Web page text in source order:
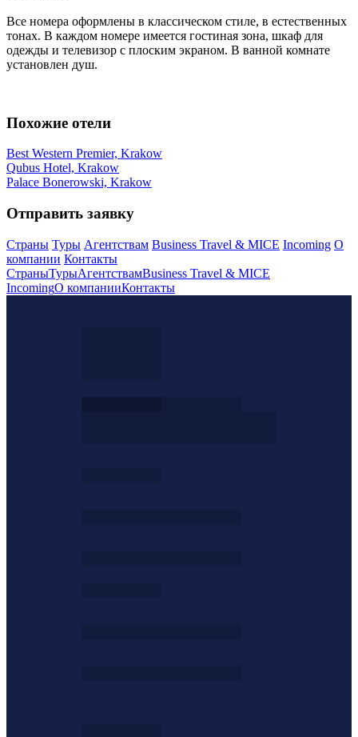
Все номера оформлены в классическом стиле, в естественных
тонах. В каждом номере имеется гостиная зона, шкаф для
одежды и телевизор с плоским экраном. В ванной комнате
установлен душ.
Похожие отели
Best Western Premier, Krakow
Qubus Hotel, Krakow
Palace Bonerowski, Krakow
Отправить заявку
Страны Туры Агентствам Business Travel & MICE Incoming О
компании Контакты
СтраныТурыАгентствамBusiness Travel & MICE
IncomingО компанииКонтакты